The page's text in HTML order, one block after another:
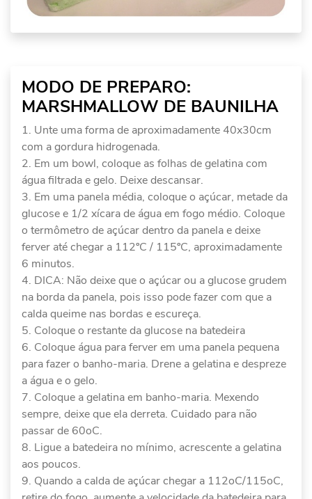
MODO DE PREPARO:
MARSHMALLOW DE BAUNILHA
Unte uma forma de aproximadamente 40x30cm
com a gordura hidrogenada.
Em um bowl, coloque as folhas de gelatina com
água filtrada e gelo. Deixe descansar.
Em uma panela média, coloque o açúcar, metade da
glucose e 1/2 xícara de água em fogo médio. Coloque
o termômetro de açúcar dentro da panela e deixe
ferver até chegar a 112ºC / 115ºC, aproximadamente
6 minutos.
DICA: Não deixe que o açúcar ou a glucose grudem
na borda da panela, pois isso pode fazer com que a
calda queime nas bordas e escureça.
Coloque o restante da glucose na batedeira
Coloque água para ferver em uma panela pequena
para fazer o banho-maria. Drene a gelatina e despreze
a água e o gelo.
Coloque a gelatina em banho-maria. Mexendo
sempre, deixe que ela derreta. Cuidado para não
passar de 60oC.
Ligue a batedeira no mínimo, acrescente a gelatina
aos poucos.
Quando a calda de açúcar chegar a 112oC/115oC,